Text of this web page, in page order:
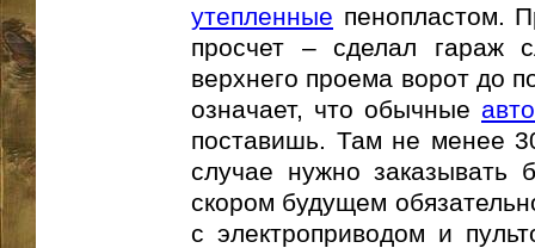
утепленные пенопластом.
просчет – сделал гараж
верхнего проема ворот до
означает, что обычные
поставишь. Там не менее
случае нужно заказывать
скором будущем
с электроприводом и